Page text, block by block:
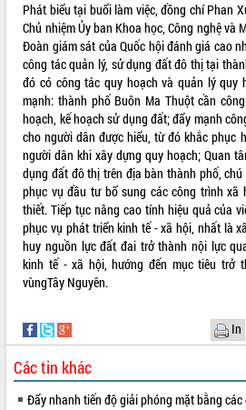
Phát biểu tại buổi làm việc, đồng chí Phan
Chủ nhiệm Ủy ban Khoa học, Công nghệ và
Đoàn giám sát của Quốc hội đánh giá cao
công tác quản lý, sử dụng đất đô thị tại
đó có công tác quy hoạch và quản lý quy
mạnh: thành phố Buôn Ma Thuột cần
hoạch, kế hoạch sử dụng đất; đẩy mạnh
cho người dân được hiểu, từ đó khắc phục
người dân khi xây dựng quy hoạch; Quan
dụng đất đô thị trên địa bàn thành phố,
phục vụ đầu tư bổ sung các công trình xã
thiết. Tiếp tục nâng cao tính hiệu quả của
phục vụ phát triển kinh tế - xã hội, nhất là
huy nguồn lực đất đai trở thành nội lực
kinh tế - xã hội, hướng đến mục tiêu trở
vùngTây Nguyên.
In
Các tin khác
Đẩy nhanh tiến độ giải phóng mặt bằng